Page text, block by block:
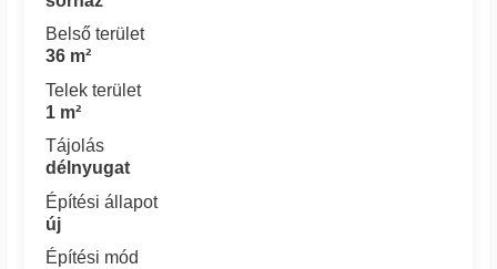
Belső terület
36 m²
Telek terület
1 m²
Tájolás
délnyugat
Építési állapot
új
Építési mód